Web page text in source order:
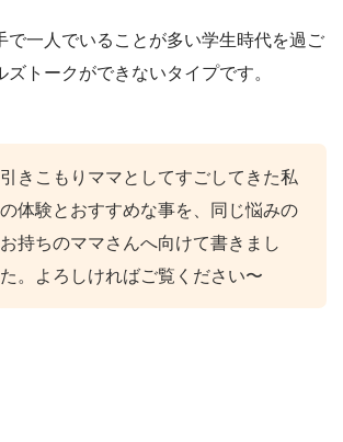
で一人でいることが多い学生時代を過ご
ズトークができないタイプです。
引きこもりママとしてすごしてきた私
の体験とおすすめな事を、同じ悩みの
お持ちのママさんへ向けて書きまし
た。よろしければご覧ください〜